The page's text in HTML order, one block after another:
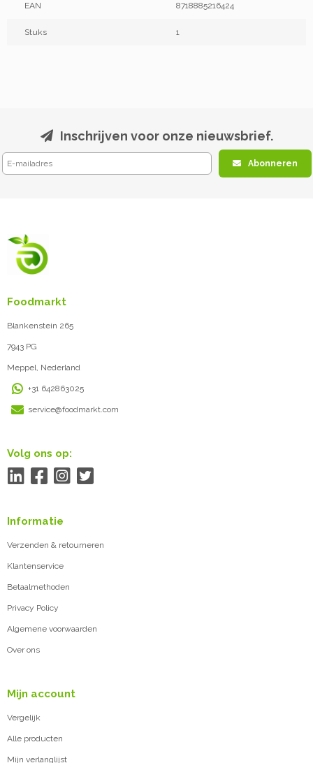
EAN 8718885216424
Stuks 1
Inschrijven voor onze nieuwsbrief.
Abonneren
Foodmarkt
Blankenstein 265
7943 PG
Meppel, Nederland
+31 642863025
service@foodmarkt.com
Volg ons op:
Informatie
Verzenden & retourneren
Klantenservice
Betaalmethoden
Privacy Policy
Algemene voorwaarden
Over ons
Mijn account
Vergelijk
Alle producten
Mijn verlanglijst